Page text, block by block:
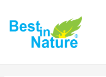
content